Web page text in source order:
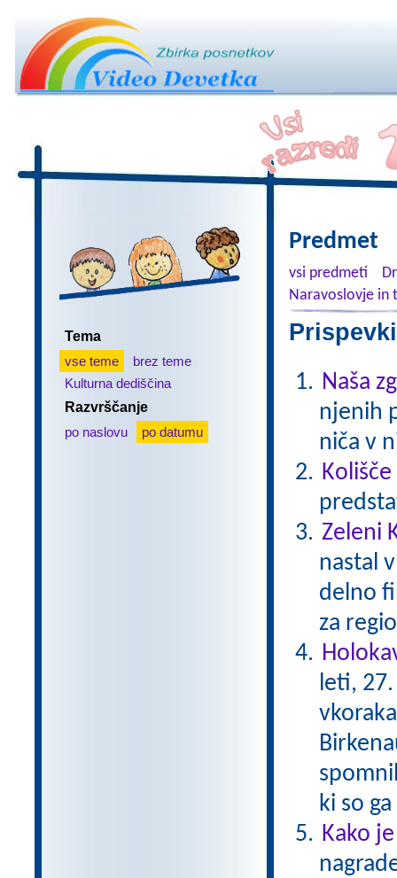
Tema
vse teme
brez teme
Kulturna dediščina
Razvrščanje
po naslovu
po datumu
Predmet
vsi predmeti
Naravoslovje in
Naša
njenih
niča v
Zeleni
nastal
delno
za
leti,
ki so
Kako